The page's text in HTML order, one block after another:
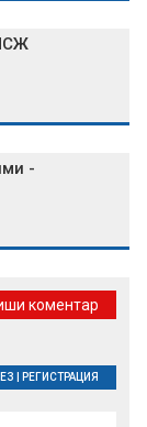
-
коментар
РЕГИСТРАЦИЯ